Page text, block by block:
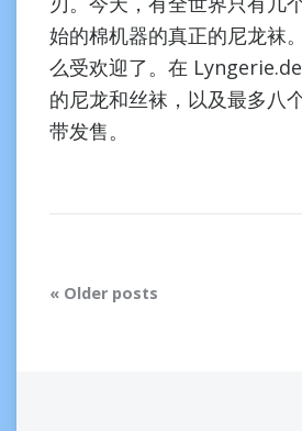
始的棉机器的真正的尼龙袜
么受欢迎了。在
的尼龙和丝袜，以及最多八
带发售。
Posts
Older posts